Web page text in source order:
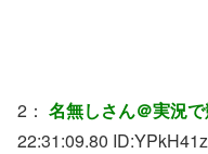
2： 名無しさん＠実況
22:31:09.80 ID: